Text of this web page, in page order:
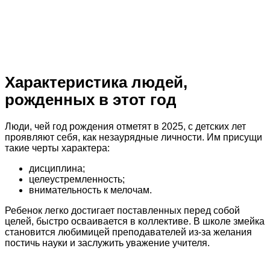
Характеристика людей,
рожденных в этот год
Люди, чей год рождения отметят в 2025, с детских лет
проявляют себя, как незаурядные личности. Им присущи
такие черты характера:
дисциплина;
целеустремленность;
внимательность к мелочам.
Ребенок легко достигает поставленных перед собой
целей, быстро осваивается в коллективе. В школе змейка
становится любимицей преподавателей из-за желания
постичь науки и заслужить уважение учителя.